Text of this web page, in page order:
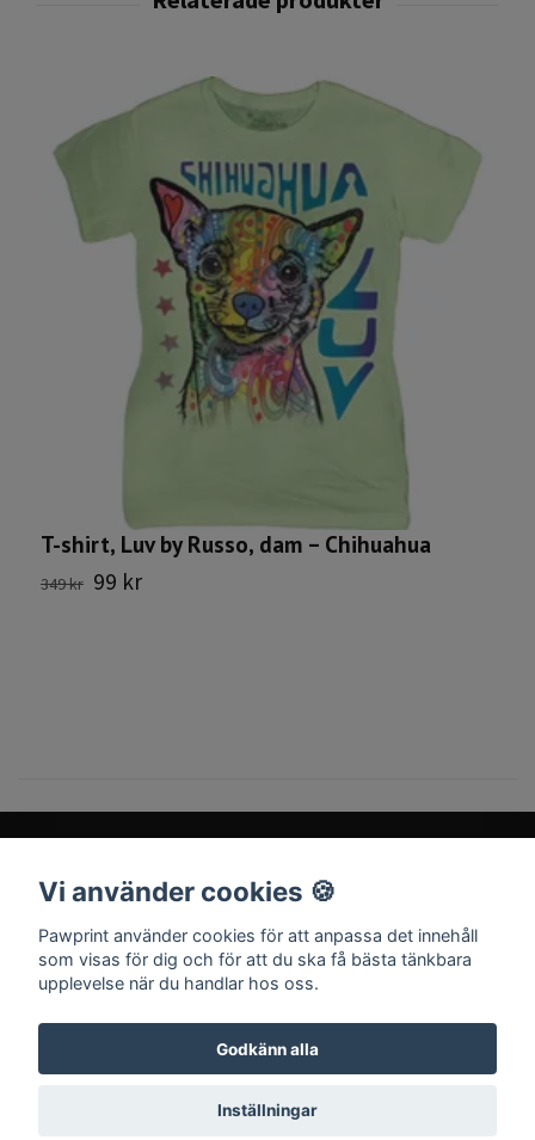
T-shirt, Luv by Russo, dam – Chihuahua
349 kr 99 kr
Sociala medier
© 2026 Pawprint
Vi använder cookies 🍪
Pawprint använder cookies för att anpassa det innehåll
som visas för dig och för att du ska få bästa tänkbara
upplevelse när du handlar hos oss.
Godkänn alla
Inställningar